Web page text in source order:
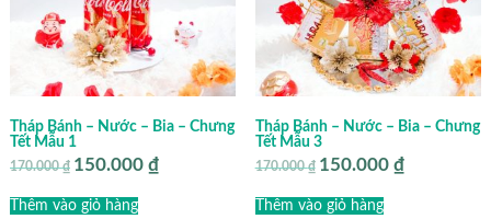
Tháp Bánh – Nước – Bia – Chưng
Tết Mẫu 1
170.000₫ Giá
là:
170.000 ₫.
150.000 ₫Giá
Thêm vào giỏ hàng
Tháp Bánh – Nước – Bia – Chưng
Tết Mẫu 3
170.000₫ Giá
là:
170.000 ₫.
150.000 ₫Giá
Thêm vào giỏ hàng